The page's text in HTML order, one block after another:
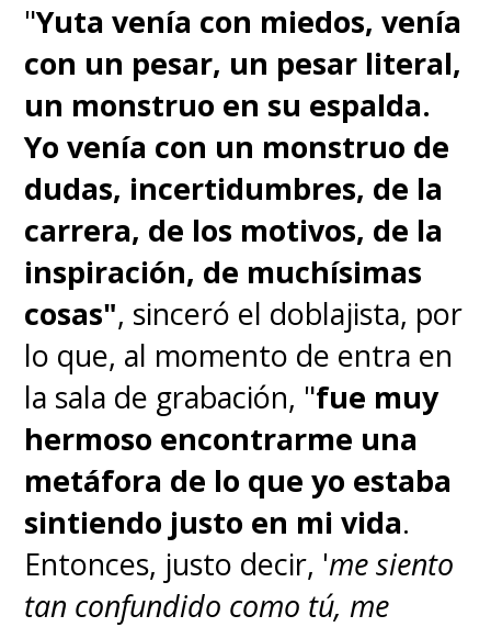
"Yuta venía con miedos, venía
con un pesar, un pesar literal,
un monstruo en su espalda.
Yo venía con un monstruo de
dudas, incertidumbres, de la
carrera, de los motivos, de la
inspiración, de muchísimas
cosas", sinceró el doblajista, por
lo que, al momento de entra en
la sala de grabación, "fue muy
hermoso encontrarme una
metáfora de lo que yo estaba
sintiendo justo en mi vida.
Entonces, justo decir, 'me siento
tan confundido como tú, me